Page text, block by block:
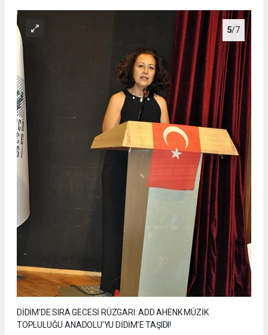
5/7
DİDİM’DE SIRA GECESİ RÜZGARI: ADD AHENK MÜZİK
TOPLULUĞU ANADOLU’YU DİDİM’E TAŞIDI!